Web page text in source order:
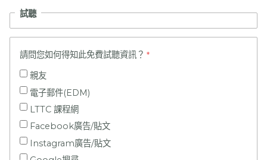
試聽
請問您如何得知此免費試聽資訊？
親友
電子郵件(EDM)
LTTC 課程網
Facebook廣告/貼文
Instagram廣告/貼文